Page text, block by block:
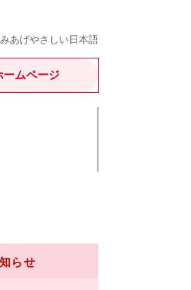
あげやさしい日本語
ームページ
らせ